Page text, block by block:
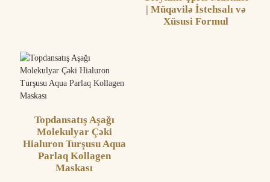
| Müqavilə İstehsalı və
Xüsusi Formul
Topdansatış Aşağı
Molekulyar Çəki
Hialuron Turşusu Aqua
Parlaq Kollagen
Maskası